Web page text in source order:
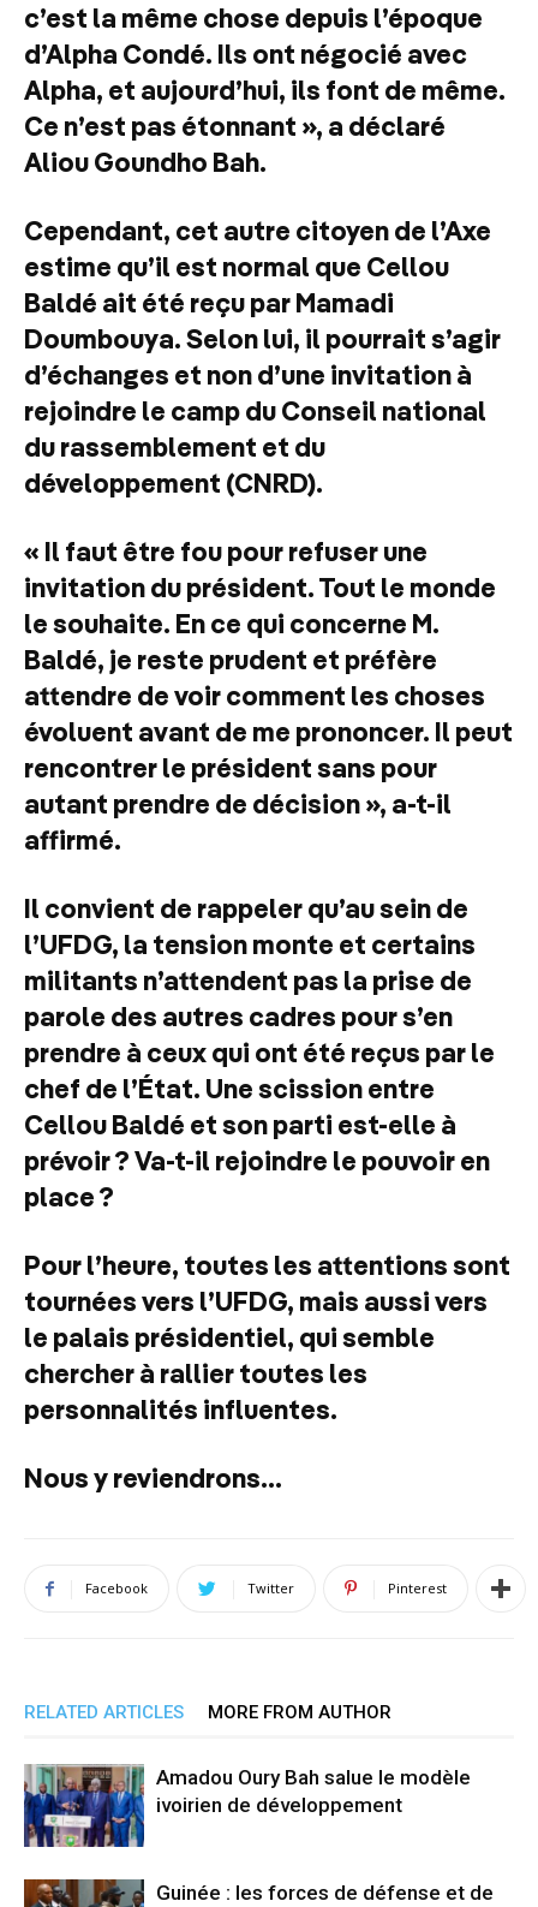
c’est la même chose depuis l’époque
d’Alpha Condé. Ils ont négocié avec
Alpha, et aujourd’hui, ils font de même.
Ce n’est pas étonnant », a déclaré
Aliou Goundho Bah.
Cependant, cet autre citoyen de l’Axe
estime qu’il est normal que Cellou
Baldé ait été reçu par Mamadi
Doumbouya. Selon lui, il pourrait s’agir
d’échanges et non d’une invitation à
rejoindre le camp du Conseil national
du rassemblement et du
développement (CNRD).
« Il faut être fou pour refuser une
invitation du président. Tout le monde
le souhaite. En ce qui concerne M.
Baldé, je reste prudent et préfère
attendre de voir comment les choses
évoluent avant de me prononcer. Il peut
rencontrer le président sans pour
autant prendre de décision », a-t-il
affirmé.
Il convient de rappeler qu’au sein de
l’UFDG, la tension monte et certains
militants n’attendent pas la prise de
parole des autres cadres pour s’en
prendre à ceux qui ont été reçus par le
chef de l’État. Une scission entre
Cellou Baldé et son parti est-elle à
prévoir ? Va-t-il rejoindre le pouvoir en
place ?
Pour l’heure, toutes les attentions sont
tournées vers l’UFDG, mais aussi vers
le palais présidentiel, qui semble
chercher à rallier toutes les
personnalités influentes.
Nous y reviendrons…
Facebook Twitter Pinterest
RELATED ARTICLES MORE FROM AUTHOR
Amadou Oury Bah salue le modèle
ivoirien de développement
Guinée : les forces de défense et de